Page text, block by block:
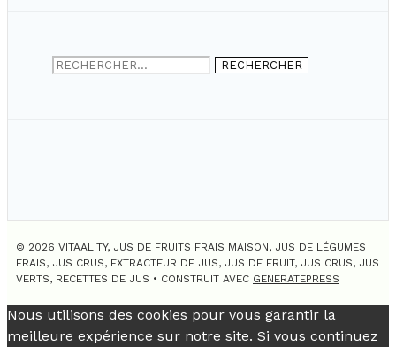
Rechercher :
© 2026 VITAALITY, JUS DE FRUITS FRAIS MAISON, JUS DE LÉGUMES
FRAIS, JUS CRUS, EXTRACTEUR DE JUS, JUS DE FRUIT, JUS CRUS, JUS
VERTS, RECETTES DE JUS • CONSTRUIT AVEC GENERATEPRESS
Nous utilisons des cookies pour vous garantir la
meilleure expérience sur notre site. Si vous continuez